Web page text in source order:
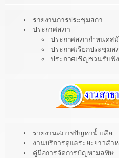
รายงานการประชุมสภา
ประกาศสภา
ประกาศสภากำหนดส
ประกาศเรียกประชุมส
ประกาศเชิญชวนรับฟั
รายงานสภาพปัญหาน้ำเสีย
งานบริการดูแลระยะยาวสำ
คู่มือการจัดการปัญหามลพิษ